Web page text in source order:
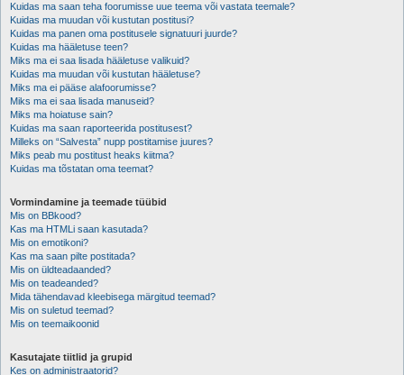
Kuidas ma saan teha foorumisse uue teema või vastata teemale?
Kuidas ma muudan või kustutan postitusi?
Kuidas ma panen oma postitusele signatuuri juurde?
Kuidas ma hääletuse teen?
Miks ma ei saa lisada hääletuse valikuid?
Kuidas ma muudan või kustutan hääletuse?
Miks ma ei pääse alafoorumisse?
Miks ma ei saa lisada manuseid?
Miks ma hoiatuse sain?
Kuidas ma saan raporteerida postitusest?
Milleks on “Salvesta” nupp postitamise juures?
Miks peab mu postitust heaks kiitma?
Kuidas ma tõstatan oma teemat?
Vormindamine ja teemade tüübid
Mis on BBkood?
Kas ma HTMLi saan kasutada?
Mis on emotikoni?
Kas ma saan pilte postitada?
Mis on üldteadaanded?
Mis on teadeanded?
Mida tähendavad kleebisega märgitud teemad?
Mis on suletud teemad?
Mis on teemaikoonid
Kasutajate tiitlid ja grupid
Kes on administraatorid?